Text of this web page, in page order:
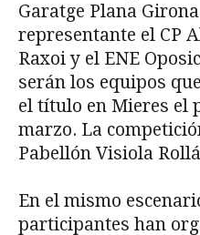
Garatge Plana
representante el CP
Raxoi y el ENE
serán los equipos
el título en Mieres el
marzo. La
Pabellón Visiola
En el mismo
participantes han